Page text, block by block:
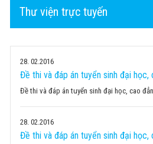
Thư viện trực tuyến
28 02.2016
Đề thi và đáp án tuyển sinh đại
Đề thi và đáp án tuyển sinh đại học, cao
28 02.2016
Đề thi và đáp án tuyển sinh đại